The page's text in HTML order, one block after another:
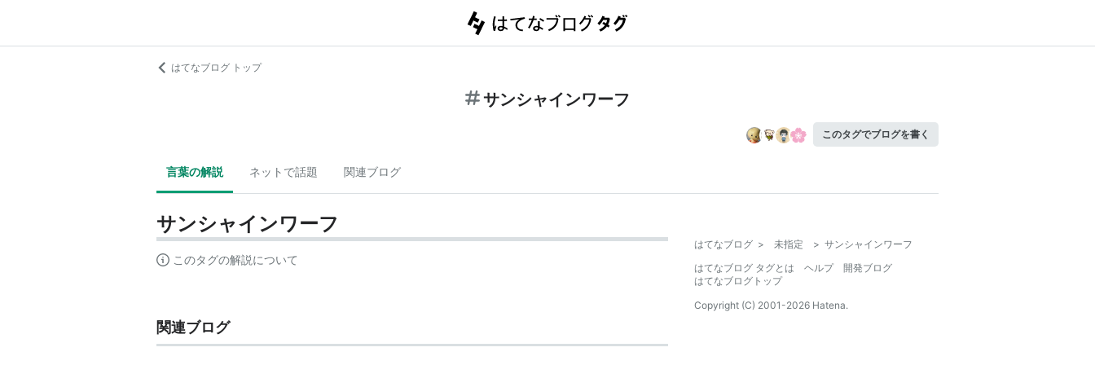
はてなブログ トップ
サンシャインワーフ
このタグでブログを書く
言葉の解説 ネットで話題 関連ブログ
サンシャインワーフ
このタグの解説について
関連ブログ
はてなブログ > 未指定 > サンシャインワーフ
はてなブログ タグとは
ヘルプ
開発ブログ
はてなブログトップ
Copyright (C) 2001-2026 Hatena.